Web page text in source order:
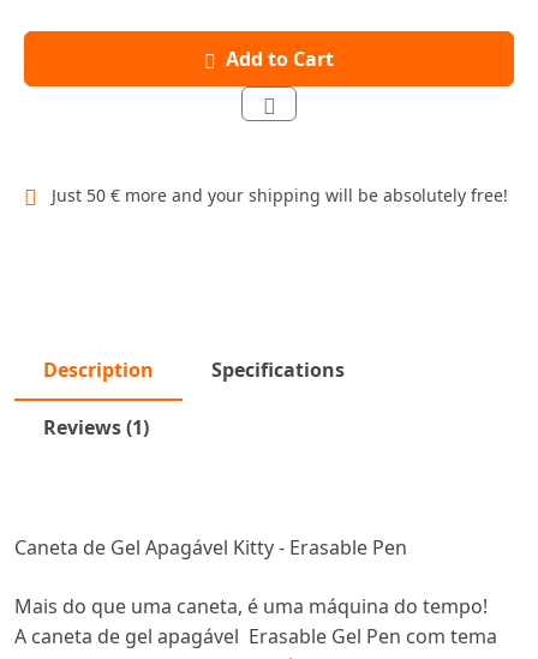
Add to Cart
Just 50 € more and your shipping will be absolutely free!
Description Specifications
Reviews (1)
Caneta de Gel Apagável Kitty - Erasable Pen
Mais do que uma caneta, é uma máquina do tempo!
A caneta de gel apagável Erasable Gel Pen com tema